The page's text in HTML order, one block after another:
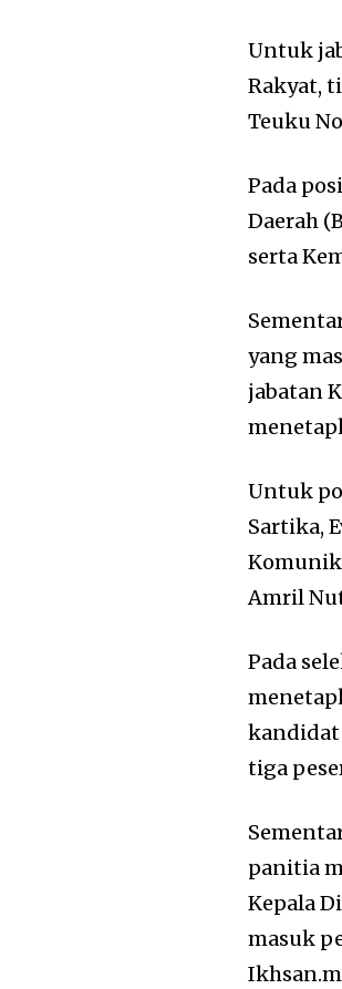
Untuk
Rakyat,
Teuku
Pada
Daerah
serta
yang
jabatan
Untuk
Sartika,
Amril
Pada
kandidat
tiga
panitia
Kepala
masuk